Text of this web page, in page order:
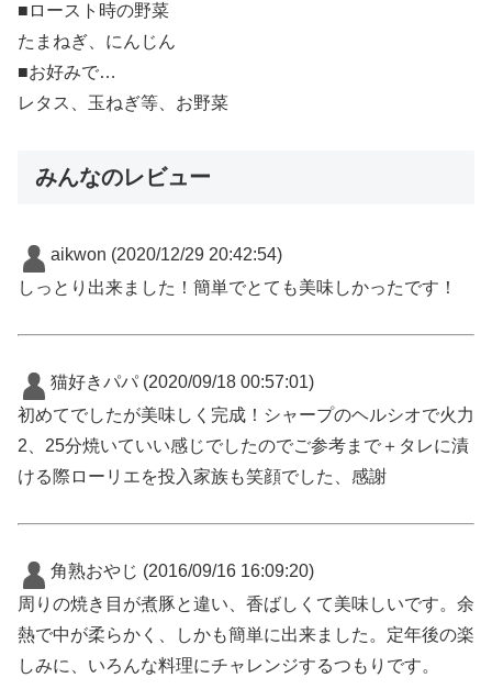
■ロースト時の野菜
たまねぎ、にんじん
■お好みで…
レタス、玉ねぎ等、お野菜
みんなのレビュー
aikwon (2020/12/29 20:42:54)
しっとり出来ました！簡単でとても美味しかったです！
猫好きパパ (2020/09/18 00:57:01)
初めてでしたが美味しく完成！シャープのヘルシオで火力
2、25分焼いていい感じでしたのでご参考まで＋タレに漬
ける際ローリエを投入家族も笑顔でした、感謝
角熟おやじ (2016/09/16 16:09:20)
周りの焼き目が煮豚と違い、香ばしくて美味しいです。余
熱で中が柔らかく、しかも簡単に出来ました。定年後の楽
しみに、いろんな料理にチャレンジするつもりです。